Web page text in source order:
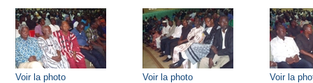
Voir la photo Voir la photo Voir la